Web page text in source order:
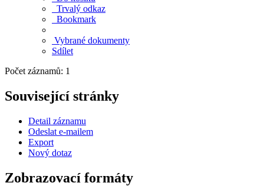
Trvalý odkaz
Bookmark
Vybrané dokumenty
Sdílet
Počet záznamů: 1
Související stránky
Detail záznamu
Odeslat e-mailem
Export
Nový dotaz
Zobrazovací formáty